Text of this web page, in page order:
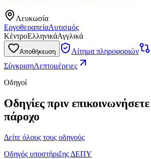
Λευκωσία
ΕργοθεραπείαΑυτισμός
ΚέντροΕλληνικάΑγγλικά
Αποθήκευση
Αίτημα πληροφοριών
ΣύγκρισηΛεπτομέρειες
Οδηγοί
Οδηγίες πριν
πάροχο
Δείτε όλους τους οδηγούς
Οδηγός υποστήριξης ΔΕΠΥ